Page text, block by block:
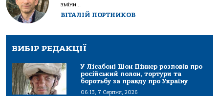
зміни...
ВІТАЛІЙ ПОРТНИКОВ
ВИБІР РЕДАКЦІЇ
У Лісабоні Шон Піннер розповів про
російський полон, тортури та
боротьбу за правду про Україну
06:13, 7 Серпня, 2026